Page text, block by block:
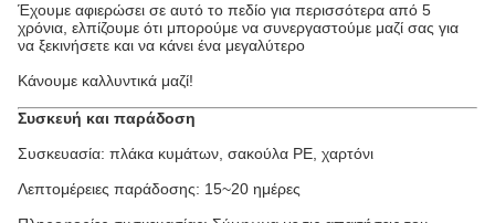
Έχουμε αφιερώσει σε αυτό το πεδίο για περισσότερα από 5
χρόνια, ελπίζουμε ότι μπορούμε να συνεργαστούμε μαζί σας για
να ξεκινήσετε και να κάνει ένα μεγαλύτερο
Κάνουμε καλλυντικά μαζί!
Συσκευή και παράδοση
Συσκευασία: πλάκα κυμάτων, σακούλα PE, χαρτόνι
Λεπτομέρειες παράδοσης: 15~20 ημέρες